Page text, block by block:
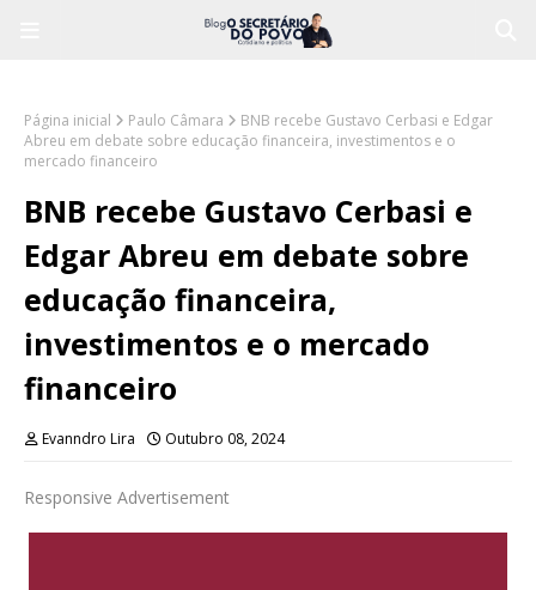
Página inicial Paulo Câmara
BNB recebe Gustavo Cerbasi e Edgar
Abreu em debate sobre educação financeira, investimentos e o
mercado financeiro
BNB recebe Gustavo Cerbasi e
Edgar Abreu em debate sobre
educação financeira,
investimentos e o mercado
financeiro
Evanndro Lira Outubro 08, 2024
Responsive Advertisement